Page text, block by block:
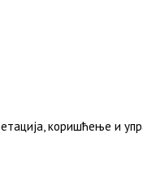
коришћење и